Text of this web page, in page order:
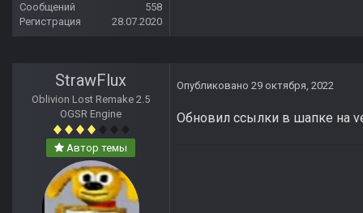
Сообщений
558
Регистрация
28.07.2020
StrawFlux
Oblivion Lost Remake 2.5
OGSR Engine
Автор темы
Опубликовано 29 октября, 2022
Обновил ссылки в шапке на